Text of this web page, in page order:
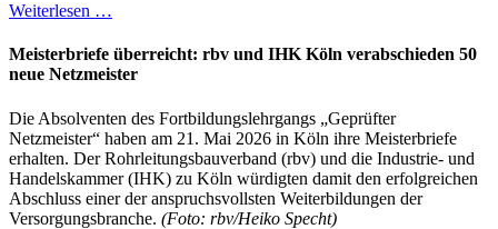
Weiterlesen …
Meisterbriefe überreicht: rbv und IHK Köln verabschieden 50
neue Netzmeister
Die Absolventen des Fortbildungslehrgangs „Geprüfter
Netzmeister“ haben am 21. Mai 2026 in Köln ihre Meisterbriefe
erhalten. Der Rohrleitungsbauverband (rbv) und die Industrie- und
Handelskammer (IHK) zu Köln würdigten damit den erfolgreichen
Abschluss einer der anspruchsvollsten Weiterbildungen der
Versorgungsbranche. (Foto: rbv/Heiko Specht)